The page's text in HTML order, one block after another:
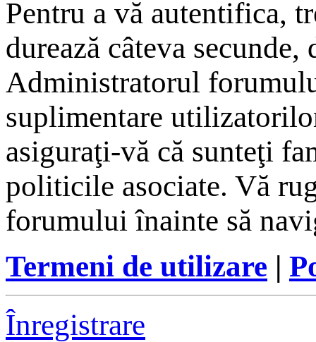
Pentru a vă autentifica,
durează câteva
Administratorul
suplimentare
asiguraţi-vă că sunteţi
politicile asociate. Vă
forumului înainte să
Termeni de utilizare |
Înregistrare